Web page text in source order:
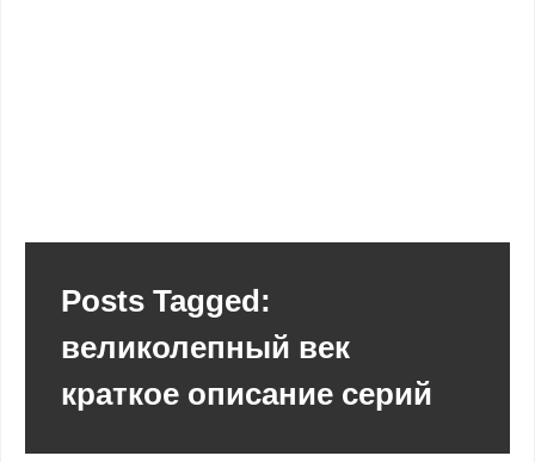
Posts Tagged:
великолепный век
краткое описание серий